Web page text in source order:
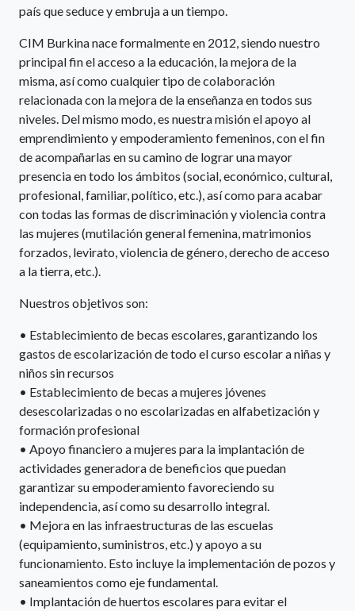
país que seduce y embruja a un tiempo.
CIM Burkina nace formalmente en 2012, siendo nuestro
principal fin el acceso a la educación, la mejora de la
misma, así como cualquier tipo de colaboración
relacionada con la mejora de la enseñanza en todos sus
niveles. Del mismo modo, es nuestra misión el apoyo al
emprendimiento y empoderamiento femeninos, con el fin
de acompañarlas en su camino de lograr una mayor
presencia en todo los ámbitos (social, económico, cultural,
profesional, familiar, político, etc.), así como para acabar
con todas las formas de discriminación y violencia contra
las mujeres (mutilación general femenina, matrimonios
forzados, levirato, violencia de género, derecho de acceso
a la tierra, etc.).
Nuestros objetivos son:
• Establecimiento de becas escolares, garantizando los
gastos de escolarización de todo el curso escolar a niñas y
niños sin recursos
• Establecimiento de becas a mujeres jóvenes
desescolarizadas o no escolarizadas en alfabetización y
formación profesional
• Apoyo financiero a mujeres para la implantación de
actividades generadora de beneficios que puedan
garantizar su empoderamiento favoreciendo su
independencia, así como su desarrollo integral.
• Mejora en las infraestructuras de las escuelas
(equipamiento, suministros, etc.) y apoyo a su
funcionamiento. Esto incluye la implementación de pozos y
saneamientos como eje fundamental.
• Implantación de huertos escolares para evitar el